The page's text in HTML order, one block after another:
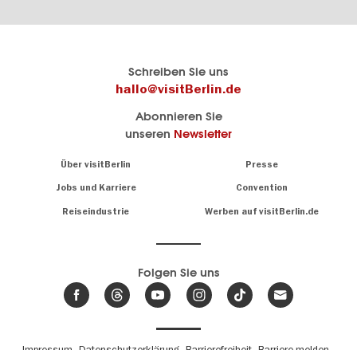
Schreiben Sie uns
hallo@visitBerlin.de
Abonnieren Sie
unseren Newsletter
Über visitBerlin Presse
Jobs und Karriere Convention
Reiseindustrie Werben auf visitBerlin.de
sind
für Sie da.
Tickets
Wir haben den
Insidertipps
Trends
Folgen Sie uns